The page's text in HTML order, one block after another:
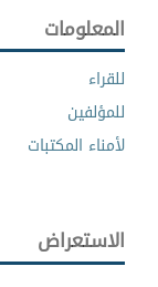
المعلومات
للقراء
للمؤلفين
لأمناء المكتبات
الاستعراض